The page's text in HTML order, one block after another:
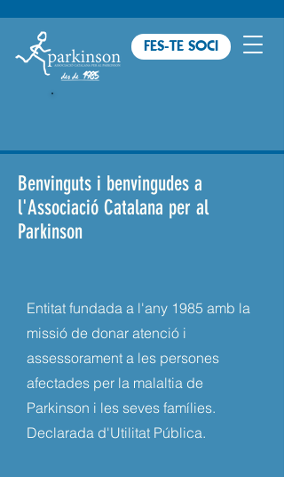
FES-TE SOCI
Benvinguts i benvingudes a
l'Associació Catalana per al
Parkinson
Entitat fundada a l'any 1985 amb la
missió de donar atenció i
assessorament a les persones
afectades per la malaltia de
Parkinson i les seves famílies.
Declarada d'Utilitat Pública.